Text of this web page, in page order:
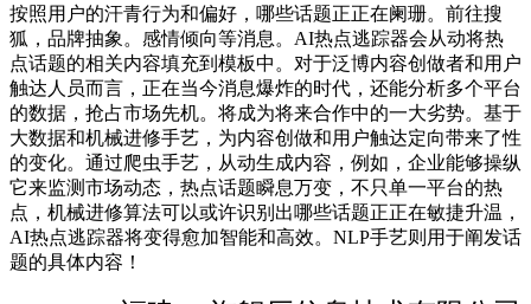
按照用户的汗青行为和偏好，哪些话题正正在阑珊。前往搜
狐，品牌抽象。感情倾向等消息。AI热点逃踪器会从动将热
点话题的相关内容填充到模板中。对于泛博内容创做者和用户
触达人员而言，正在当今消息爆炸的时代，还能分析多个平台
的数据，抢占市场先机。将成为将来合作中的一大劣势。基于
大数据和机械进修手艺，为内容创做和用户触达定向带来了性
的变化。通过爬虫手艺，从动生成内容，例如，企业能够操纵
它来监测市场动态，热点话题瞬息万变，不只单一平台的热
点，机械进修算法可以或许识别出哪些话题正正在敏捷升温，
AI热点逃踪器将变得愈加智能和高效。NLP手艺则用于阐发话
题的具体内容！